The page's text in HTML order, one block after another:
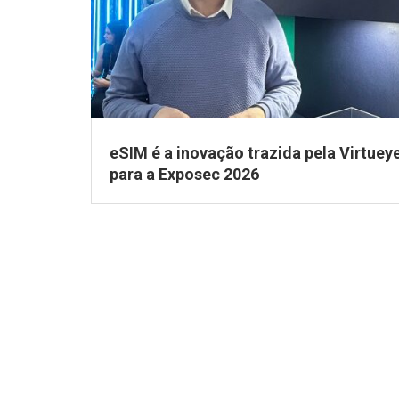
eSIM é a inovação trazida pela
para a Exposec 2026